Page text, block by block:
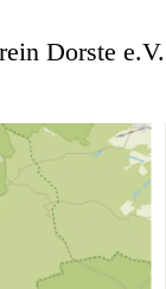
Dorste e.V.